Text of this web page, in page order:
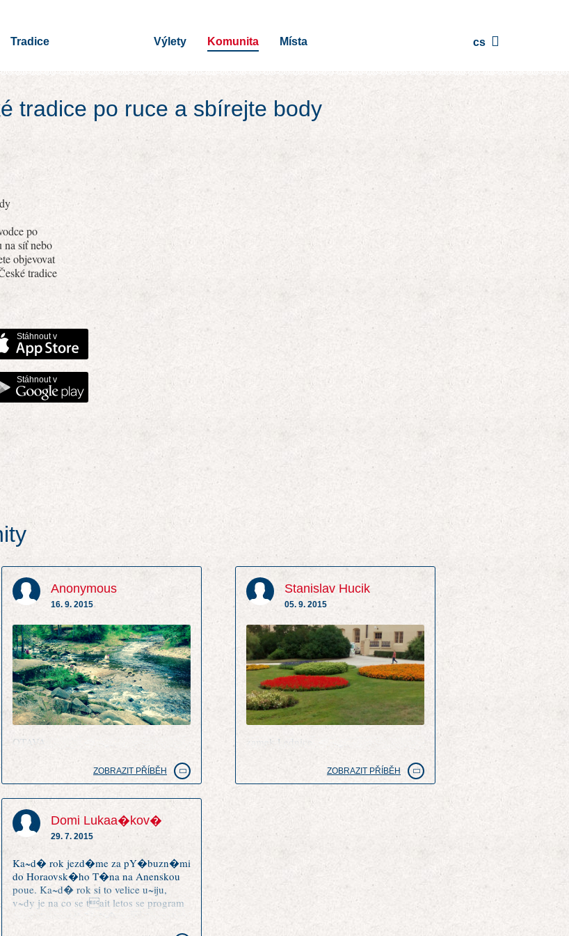
cs
Tradice Výlety Komunita Místa
tradice po ruce a sbírejte body
po
na síť nebo
objevovat
tradice
Stáhnout v
Stáhnout v
Anonymous
16. 9. 2015
OTAVA
ZOBRAZIT PŘÍBĚH
Stanislav Hucik
05. 9. 2015
zamek Lednice
ZOBRAZIT PŘÍBĚH
Domi Lukaa�kov�
29. 7. 2015
Ka~d� rok jezd�me za pY�buzn�mi
do Horaovsk�ho T�na na Anenskou
poue. Ka~d� rok si to velice u~iju,
v~dy je na co se tait letos se program